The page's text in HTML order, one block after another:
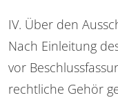
IV. Über den
Nach Einleitung
vor
rechtliche Gehör